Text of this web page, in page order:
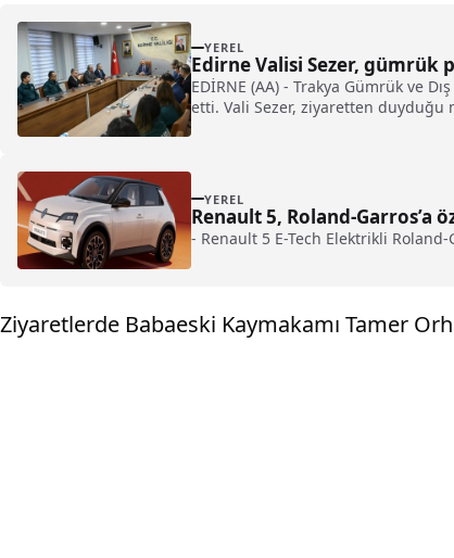
YEREL
Edirne Valisi Sezer,
EDİRNE (AA) - Trakya Gümrük ve
etti. Vali Sezer, ziyaretten
YEREL
Renault 5, Roland-Garros’a
- Renault 5 E-Tech Elektrikli
Ziyaretlerde Babaeski Kaymakamı Tamer